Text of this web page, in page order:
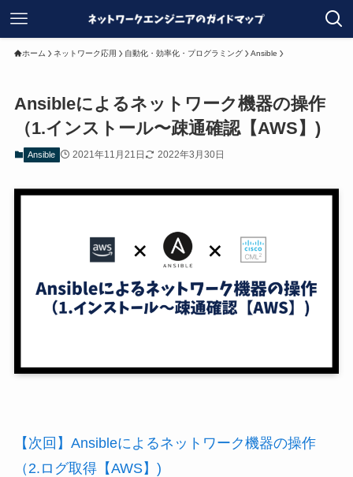
ホーム ネットワーク応用 自動化・効率化・プログラミング Ansible
Ansibleによるネットワーク機器の操作
（1.インストール〜疎通確認【AWS】)
Ansible 2021年11月21日 2022年3月30日
【次回】Ansibleによるネットワーク機器の操作
（2.ログ取得【AWS】)